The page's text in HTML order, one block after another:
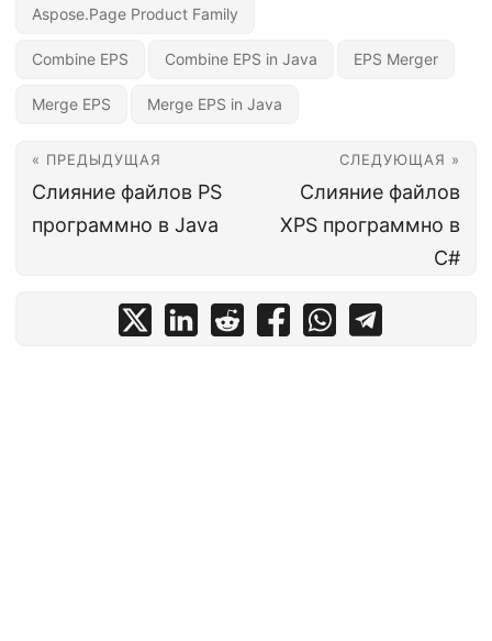
Aspose.Page Product Family
Combine EPS Combine EPS in Java EPS Merger
Merge EPS Merge EPS in Java
« ПРЕДЫДУЩАЯ
Слияние файлов PS
программно в Java
СЛЕДУЮЩАЯ »
Слияние файлов
XPS программно в
C#